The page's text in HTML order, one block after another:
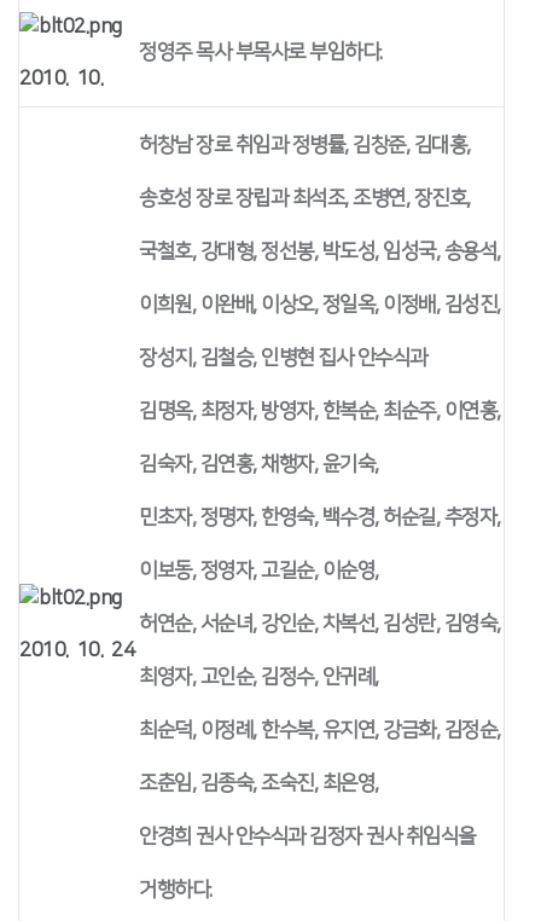
2010. 10.
정영주 목사 부목사로 부임하다.
2010. 10. 24
허창남 장로 취임과 정병률, 김창준, 김대홍,
송호성 장로 장립과 최석조, 조병연, 장진호,
국철호, 강대형, 정선봉, 박도성, 임성국, 송용석,
이희원, 이완배, 이상오, 정일옥, 이정배, 김성진,
장성지, 김철승, 인병현 집사 안수식과
김명옥, 최정자, 방영자, 한복순, 최순주, 이연홍,
김숙자, 김연홍, 채행자, 윤기숙,
민초자, 정명자, 한영숙, 백수경, 허순길, 추정자,
이보동, 정영자, 고길순, 이순영,
허연순, 서순녀, 강인순, 차복선, 김성란, 김영숙,
최영자, 고인순, 김정수, 안귀례,
최순덕, 이정례, 한수복, 유지연, 강금화, 김정순,
조춘임, 김종숙, 조숙진, 최은영,
안경희 권사 안수식과 김정자 권사 취임식을
거행하다.